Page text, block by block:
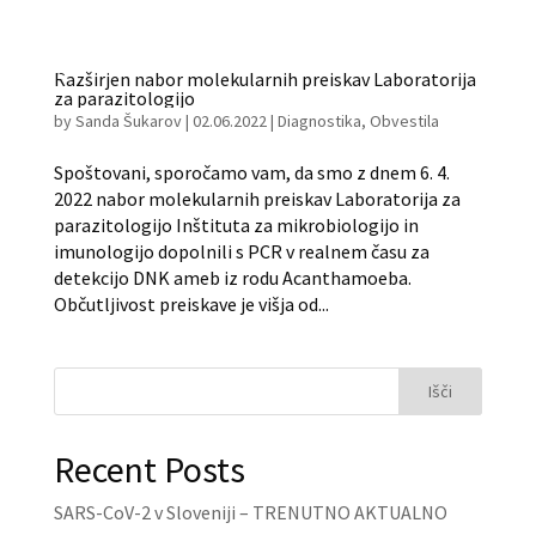
Razširjen nabor molekularnih preiskav Laboratorija
za parazitologijo
bySanda Šukarov| 02.06.2022| Diagnostika, Obvestila
Spoštovani, sporočamo vam, da smo z dnem 6. 4.
2022 nabor molekularnih preiskav Laboratorija za
parazitologijo Inštituta za mikrobiologijo in
imunologijo dopolnili s PCR v realnem času za
detekcijo DNK ameb iz rodu Acanthamoeba.
Občutljivost preiskave je višja od...
Išči
Recent Posts
SARS-CoV-2 v Sloveniji – TRENUTNO AKTUALNO